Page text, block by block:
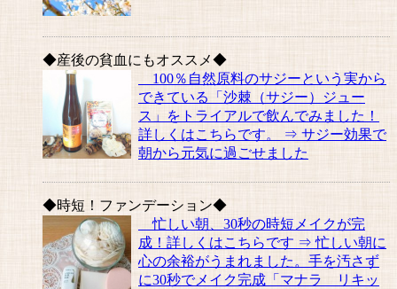
◆産後の貧血にもオススメ◆
100％自然原料のサジーという実から
できている「沙棘（サジー）ジュー
ス」をトライアルで飲んでみました！
詳しくはこちらです。 ⇒ サジー効果で
朝から元気に過ごせました
◆時短！ファンデーション◆
忙しい朝、30秒の時短メイクが完
成！詳しくはこちらです ⇒ 忙しい朝に
心の余裕がうまれました。手を汚さず
に30秒でメイク完成「マナラ リキッ